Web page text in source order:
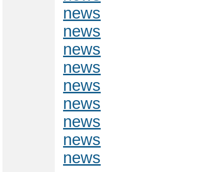
news
news
news
news
news
news
news
news
news